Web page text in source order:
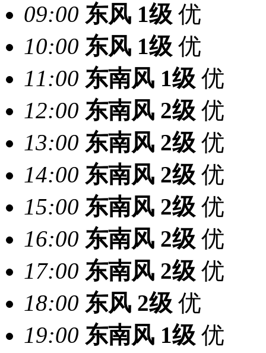
09:00 东风 1级 优
10:00 东风 1级 优
11:00 东南风 1级 优
12:00 东南风 2级 优
13:00 东南风 2级 优
14:00 东南风 2级 优
15:00 东南风 2级 优
16:00 东南风 2级 优
17:00 东南风 2级 优
18:00 东风 2级 优
19:00 东南风 1级 优